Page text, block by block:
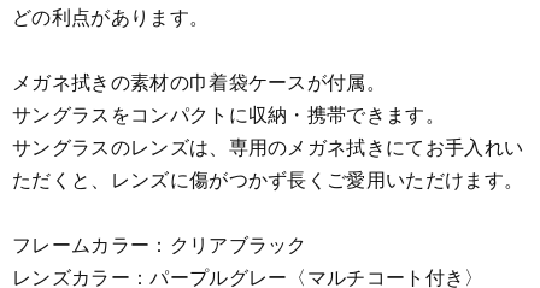
どの利点があります。
メガネ拭きの素材の巾着袋ケースが付属。
サングラスをコンパクトに収納・携帯できます。
サングラスのレンズは、専用のメガネ拭きにてお手入れい
ただくと、レンズに傷がつかず長くご愛用いただけます。
フレームカラー：クリアブラック
レンズカラー：パープルグレー〈マルチコート付き〉